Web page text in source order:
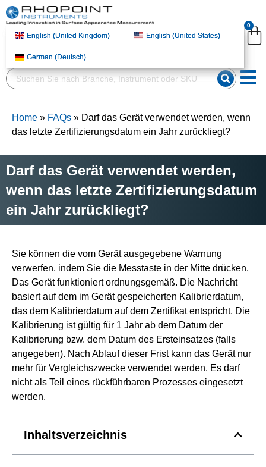
English (United
Kingdom)
English (United States)
German (Deutsch)
0
English (United Kingdom) English (United States)
German (Deutsch)
English (United
Kingdom)
English (United States)
German (Deutsch)
English (United Kingdom) English (United States)
German (Deutsch)
Home » FAQs » Darf das Gerät verwendet werden, wenn
das letzte Zertifizierungsdatum ein Jahr zurückliegt?
Darf das Gerät verwendet werden,
wenn das letzte Zertifizierungsdatum
ein Jahr zurückliegt?
Inhaltsverzeichnis
Sie können die vom Gerät ausgegebene Warnung
verwerfen, indem Sie die Messtaste in der Mitte drücken.
Das Gerät funktioniert ordnungsgemäß. Die Nachricht
basiert auf dem im Gerät gespeicherten Kalibrierdatum,
das dem Kalibrierdatum auf dem Zertifikat entspricht. Die
Kalibrierung ist gültig für 1 Jahr ab dem Datum der
Kalibrierung bzw. dem Datum des Ersteinsatzes (falls
angegeben). Nach Ablauf dieser Frist kann das Gerät nur
mehr für Vergleichszwecke verwendet werden. Es darf
nicht als Teil eines rückführbaren Prozesses eingesetzt
werden.